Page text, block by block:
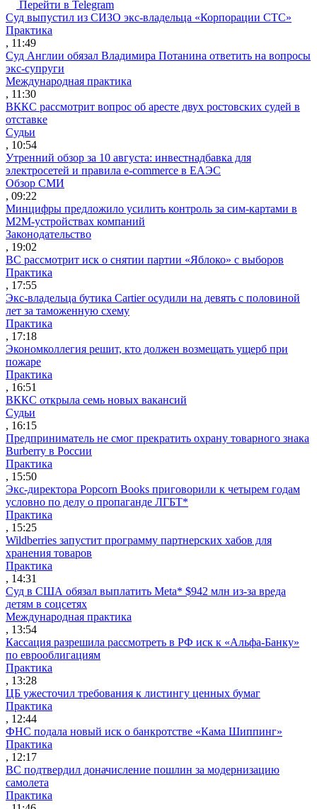
Перейти в Telegram
Суд выпустил из СИЗО экс-владельца «Корпорации СТС»
Практика
, 11:49
Суд Англии обязал Владимира Потанина ответить на вопросы
экс-супруги
Международная практика
, 11:30
ВККС рассмотрит вопрос об аресте двух ростовских судей в
отставке
Судьи
, 10:54
Утренний обзор за 10 августа: инвестнадбавка для
электросетей и правила e-commerce в ЕАЭС
Обзор СМИ
, 09:22
Минцифры предложило усилить контроль за сим-картами в
M2M-устройствах компаний
Законодательство
, 19:02
ВС рассмотрит иск о снятии партии «Яблоко» с выборов
Практика
, 17:55
Экс-владельца бутика Cartier осудили на девять с половиной
лет за таможенную схему
Практика
, 17:18
Экономколлегия решит, кто должен возмещать ущерб при
пожаре
Практика
, 16:51
ВККС открыла семь новых вакансий
Судьи
, 16:15
Предприниматель не смог прекратить охрану товарного знака
Burberry в России
Практика
, 15:50
Экс-директора Popcorn Books приговорили к четырем годам
условно по делу о пропаганде ЛГБТ*
Практика
, 15:25
Wildberries запустит программу партнерских хабов для
хранения товаров
Практика
, 14:31
Суд в США обязал выплатить Meta* $942 млн из-за вреда
детям в соцсетях
Международная практика
, 13:54
Кассация разрешила рассмотреть в РФ иск к «Альфа-Банку»
по еврооблигациям
Практика
, 13:28
ЦБ ужесточил требования к листингу ценных бумаг
Практика
, 12:44
ФНС подала новый иск о банкротстве «Кама Шиппинг»
Практика
, 12:17
ВС подтвердил доначисление пошлин за модернизацию
самолета
Практика